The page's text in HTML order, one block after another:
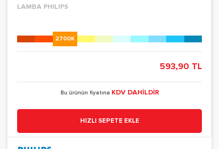
LAMBA PHILIPS
2700K
593,90 TL
Bu ürünün fiyatına KDV DAHİLDİR
HIZLI SEPETE EKLE